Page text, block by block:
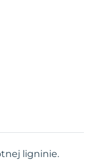
ligninie.